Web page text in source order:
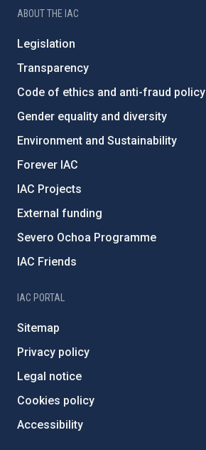
ABOUT THE IAC
Legislation
Transparency
Code of ethics and anti-fraud policy
Gender equality and diversity
Environment and Sustainability
Forever IAC
IAC Projects
External funding
Severo Ochoa Programme
IAC Friends
IAC PORTAL
Sitemap
Privacy policy
Legal notice
Cookies policy
Accessibility